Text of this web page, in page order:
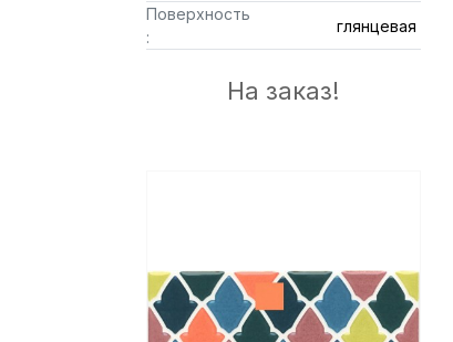
Поверхность
:
глянцевая
На заказ!